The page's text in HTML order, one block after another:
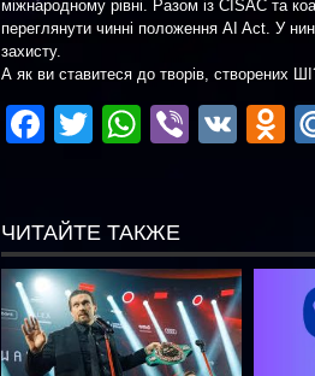
міжнародному рівні. Разом із CISAC та
переглянути чинні положення AI Act. У
захисту.
А як ви ставитеся до творів, створених
Facebook
TwitterViber
VK
ЧИТАЙТЕ ТАКЖЕ